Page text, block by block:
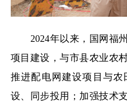
2024年以来，国网福州
项目建设，与市县农业农
推进配电网建设项目与
设、同步投用；加强技术